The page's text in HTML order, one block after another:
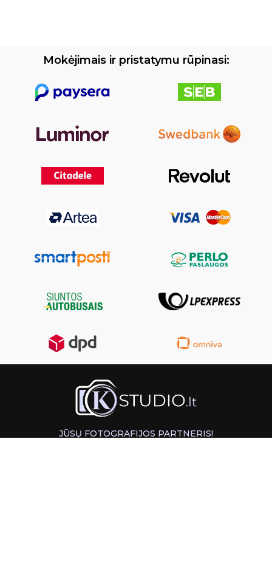
Mokėjimais ir pristatymu rūpinasi:
JŪSŲ FOTOGRAFIJOS PARTNERIS!